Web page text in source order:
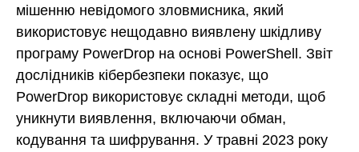
мішенню невідомого зловмисника, який
використовує нещодавно виявлену шкідливу
програму PowerDrop на основі PowerShell. Звіт
дослідників кібербезпеки показує, що
PowerDrop використовує складні методи, щоб
уникнути виявлення, включаючи обман,
кодування та шифрування. У травні 2023 року